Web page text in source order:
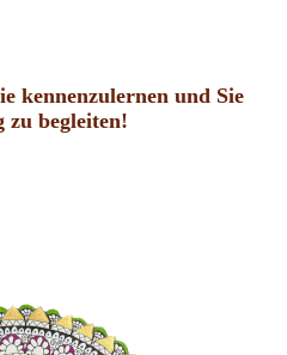
kennenzulernen und Sie
zu begleiten!